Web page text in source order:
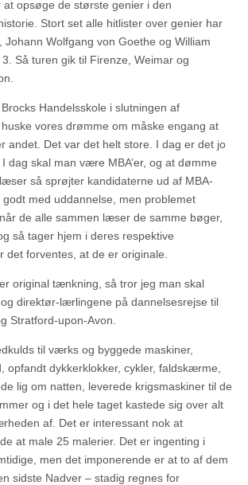
at opsøge de største genier i den
Stort set alle hitlister over genier har
Johann Wolfgang von Goethe og William
Så turen gik til Firenze, Weimar og
Handelsskole i slutningen af
huske vores drømme om måske engang at
andet. Det var det helt store. I dag er det jo
dag skal man være MBA’er, og at dømme
så sprøjter kandidaterne ud af MBA-
med uddannelse, men problemet
de alle sammen læser de samme bøger,
så tager hjem i deres respektive
det forventes, at de er originale.
original tænkning, så tror jeg man skal
direktør-lærlingene på dannelsesrejse til
Stratford-upon-Avon.
til værks og byggede maskiner,
opfandt dykkerklokker, cykler, faldskærme,
lig om natten, leverede krigsmaskiner til de
og i det hele taget kastede sig over alt
af. Det er interessant nok at
at male 25 malerier. Det er ingenting i
men det imponerende er at to af dem
sidste Nadver – stadig regnes for